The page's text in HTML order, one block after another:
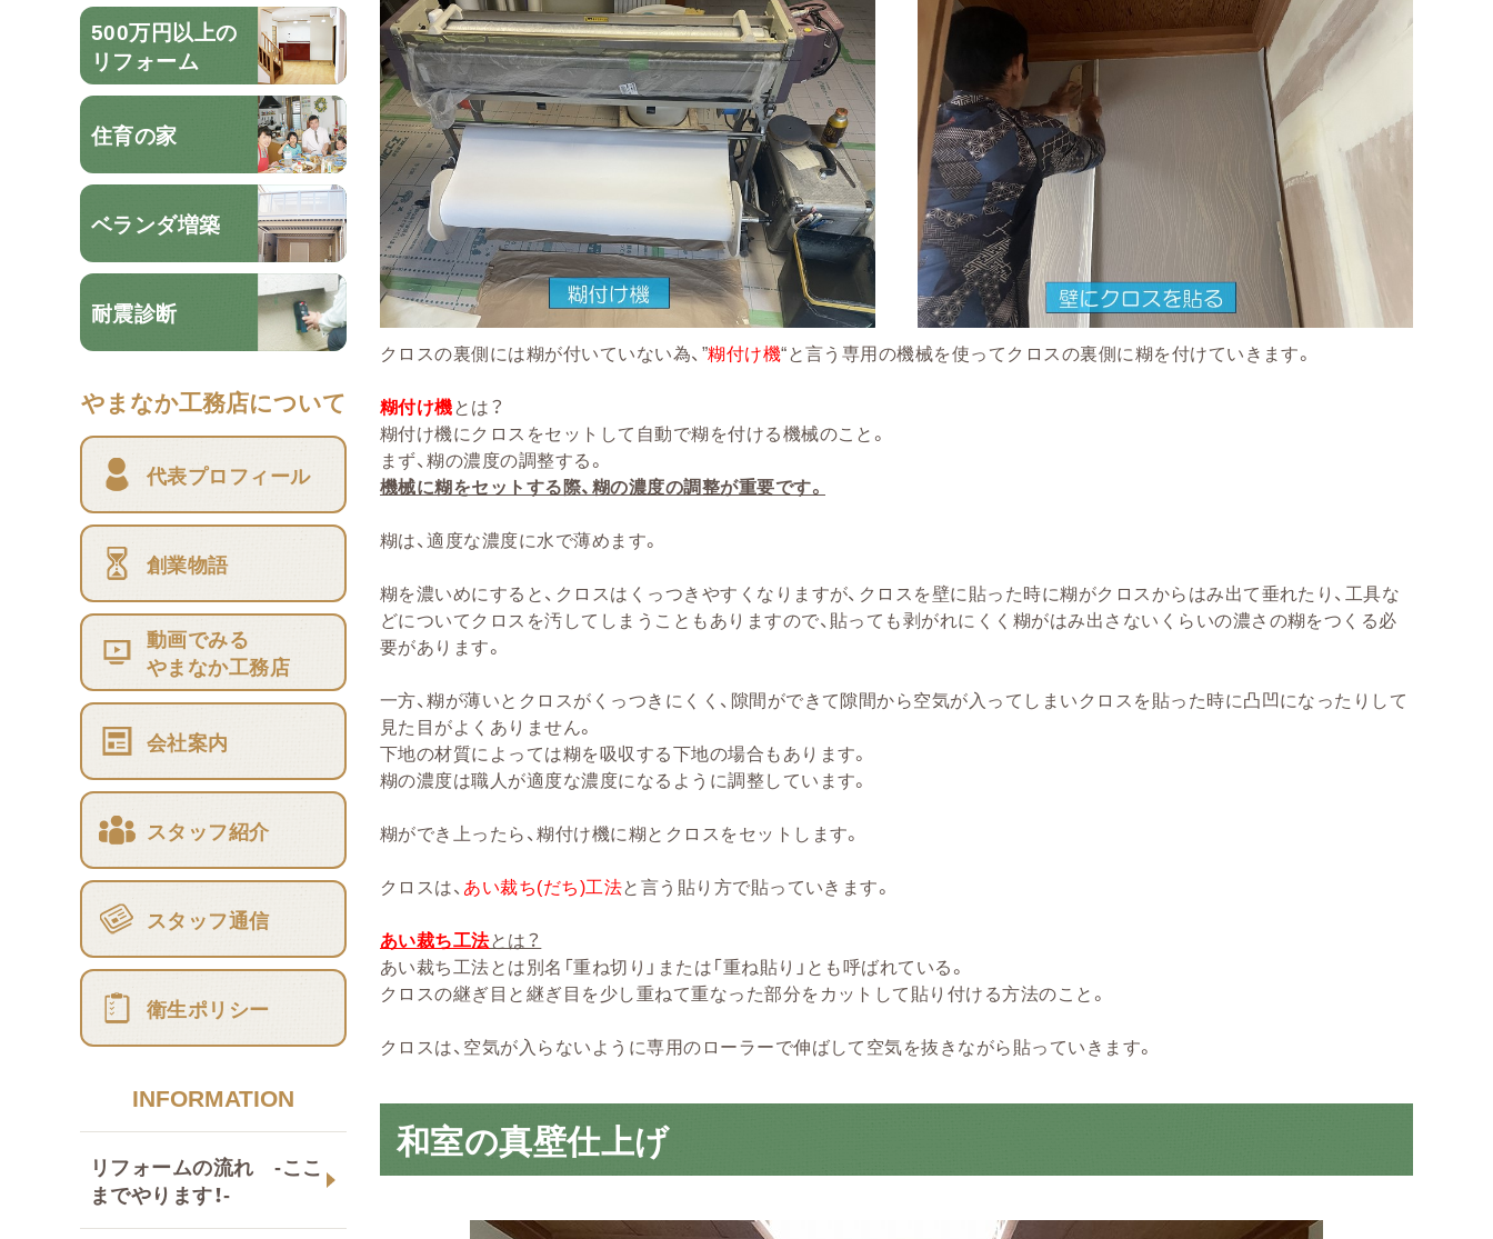
500万円以上の
リフォーム
住育の家
ベランダ増築
耐震診断
やまなか工務店について
代表プロフィール
創業物語
動画でみる
やまなか工務店
会社案内
スタッフ紹介
スタッフ通信
衛生ポリシー
INFORMATION
リフォームの流れ -ここ
までやります！-
クロスの裏側には糊が付いていない為、”糊付け機“と言う専用の機械を使ってクロスの裏側に糊を付けていきます。
糊付け機とは？
糊付け機にクロスをセットして自動で糊を付ける機械のこと。
まず、糊の濃度の調整する。
機械に糊をセットする際、糊の濃度の調整が重要です。
糊は、適度な濃度に水で薄めます。
糊を濃いめにすると、クロスはくっつきやすくなりますが、クロスを壁に貼った時に糊がクロスからはみ出て垂れたり、工具な
どについてクロスを汚してしまうこともありますので、貼っても剥がれにくく糊がはみ出さないくらいの濃さの糊をつくる必
要があります。
一方、糊が薄いとクロスがくっつきにくく、隙間ができて隙間から空気が入ってしまいクロスを貼った時に凸凹になったりして
見た目がよくありません。
下地の材質によっては糊を吸収する下地の場合もあります。
糊の濃度は職人が適度な濃度になるように調整しています。
糊ができ上ったら、糊付け機に糊とクロスをセットします。
クロスは、 あい裁ち(だち)工法と言う貼り方で貼っていきます。
あい裁ち工法とは？
あい裁ち工法とは別名「重ね切り」または「重ね貼り」とも呼ばれている。
クロスの継ぎ目と継ぎ目を少し重ねて重なった部分をカットして貼り付ける方法のこと。
クロスは、空気が入らないように専用のローラーで伸ばして空気を抜きながら貼っていきます。
和室の真壁仕上げ